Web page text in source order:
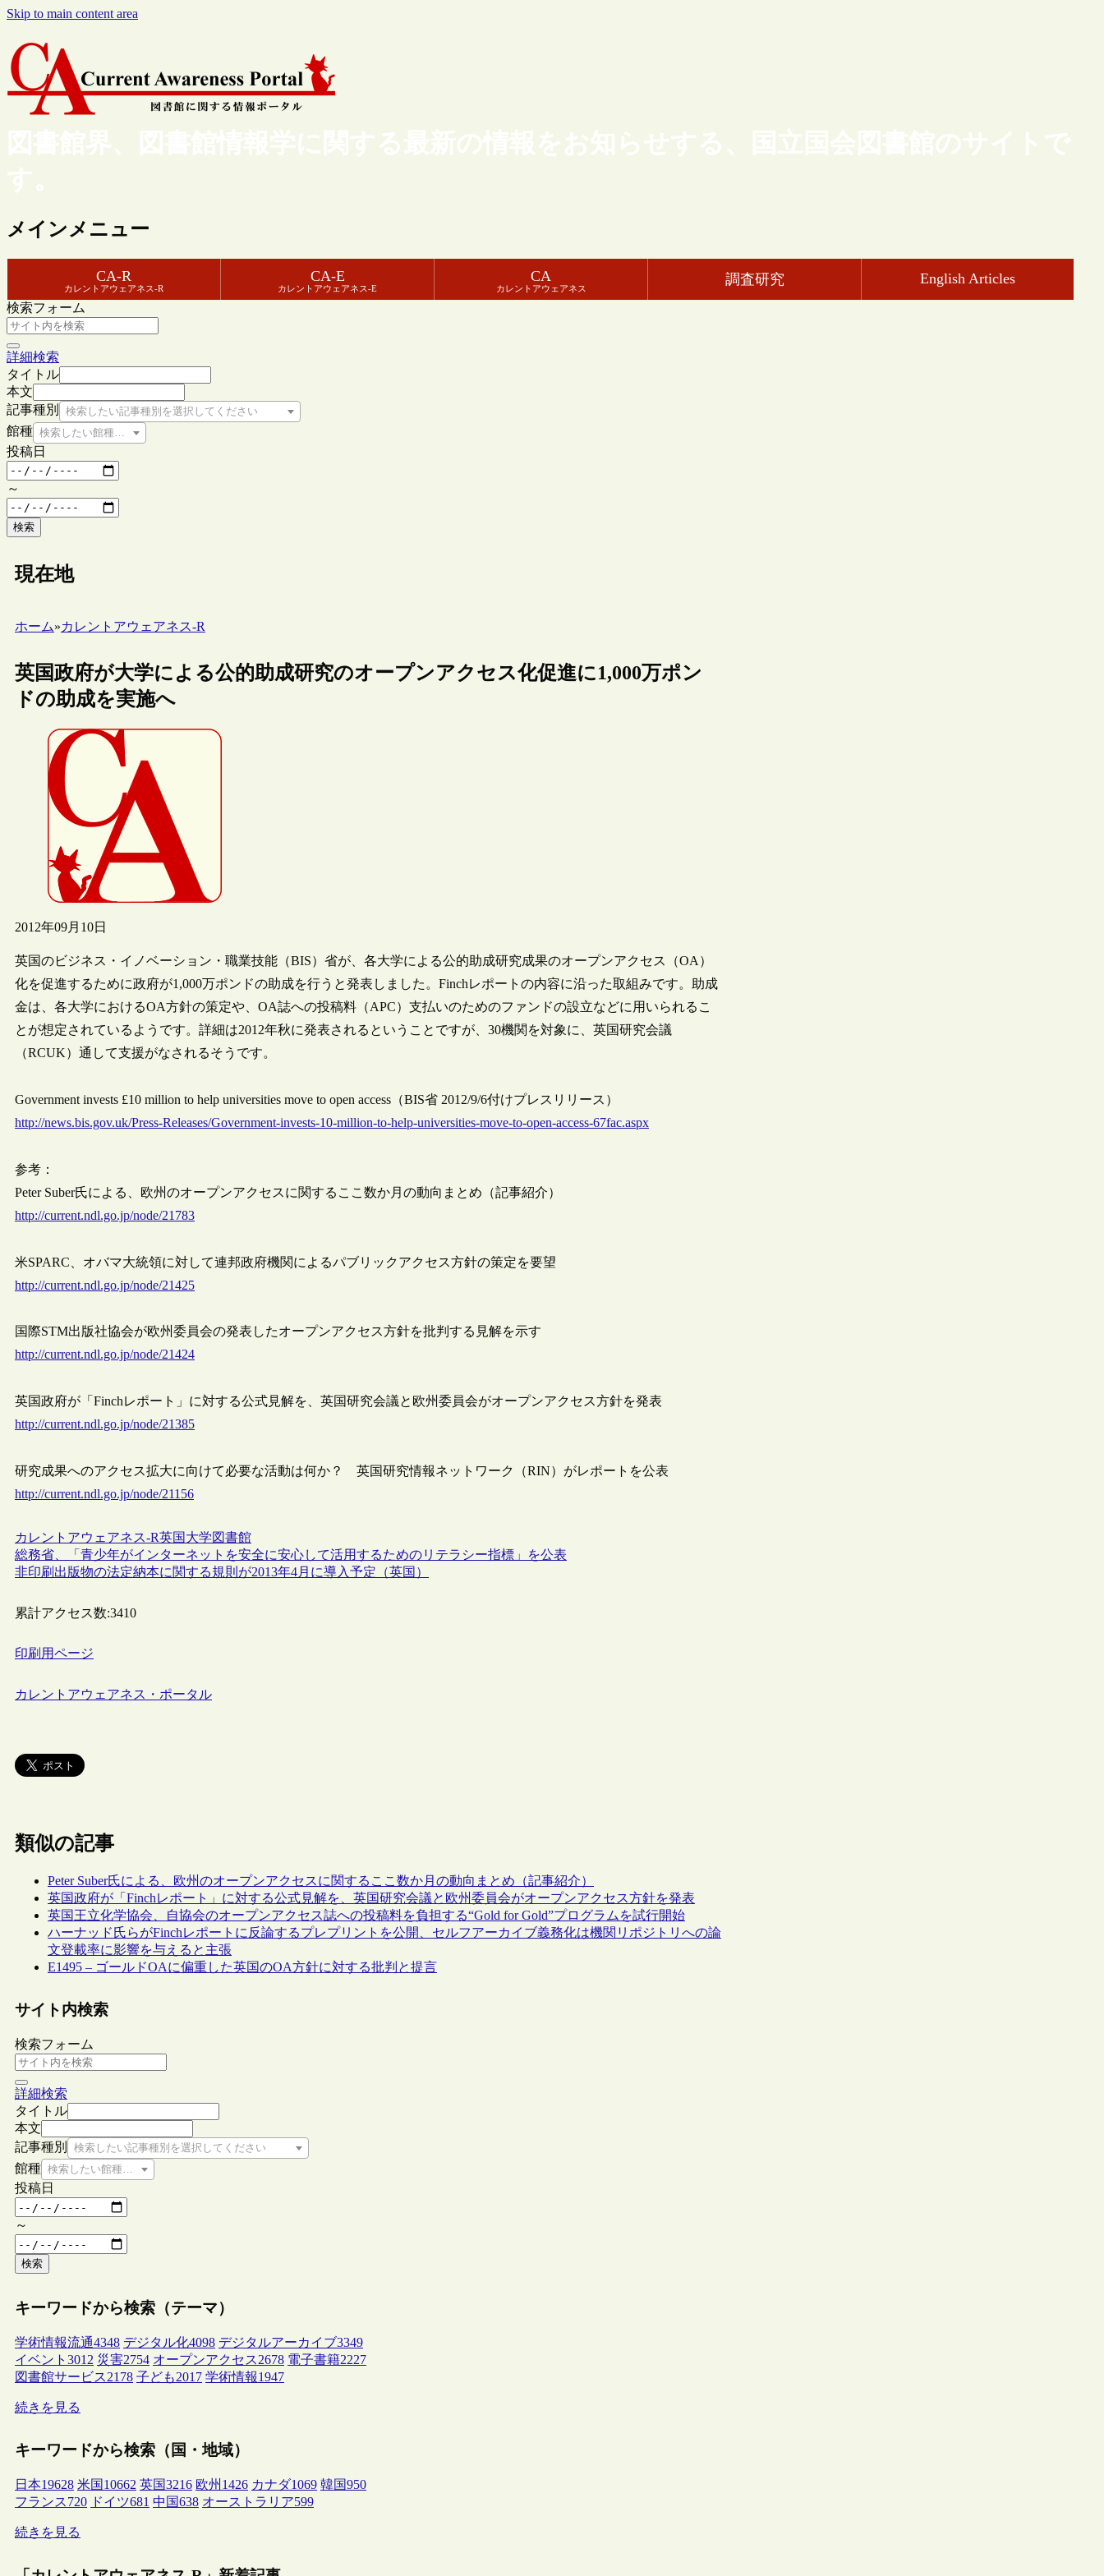
Skip to main content area
図書館界、図書館情報学に関する最新の情報をお知らせする、国立国会図書館のサイトで
す。
メインメニュー
CA-R
カレントアウェアネス-R
CA-E
カレントアウェアネス-E
CA
カレントアウェアネス
調査研究 English Articles
検索フォーム
詳細検索
タイトル
本文
記事種別
検索したい記事種別を選択してください
館種 検索したい館種を選択してください
投稿日
～
検索
現在地
ホーム»カレントアウェアネス-R
英国政府が大学による公的助成研究のオープンアクセス化促進に1,000万ポン
ドの助成を実施へ
2012年09月10日
英国のビジネス・イノベーション・職業技能（BIS）省が、各大学による公的助成研究成果のオープンアクセス（OA）
化を促進するために政府が1,000万ポンドの助成を行うと発表しました。Finchレポートの内容に沿った取組みです。助成
金は、各大学におけるOA方針の策定や、OA誌への投稿料（APC）支払いのためのファンドの設立などに用いられるこ
とが想定されているようです。詳細は2012年秋に発表されるということですが、30機関を対象に、英国研究会議
（RCUK）通して支援がなされるそうです。
Government invests £10 million to help universities move to open access（BIS省 2012/9/6付けプレスリリース）
http://news.bis.gov.uk/Press-Releases/Government-invests-10-million-to-help-universities-move-to-open-access-67fac.aspx
参考：
Peter Suber氏による、欧州のオープンアクセスに関するここ数か月の動向まとめ（記事紹介）
http://current.ndl.go.jp/node/21783
米SPARC、オバマ大統領に対して連邦政府機関によるパブリックアクセス方針の策定を要望
http://current.ndl.go.jp/node/21425
国際STM出版社協会が欧州委員会の発表したオープンアクセス方針を批判する見解を示す
http://current.ndl.go.jp/node/21424
英国政府が「Finchレポート」に対する公式見解を、英国研究会議と欧州委員会がオープンアクセス方針を発表
http://current.ndl.go.jp/node/21385
研究成果へのアクセス拡大に向けて必要な活動は何か？ 英国研究情報ネットワーク（RIN）がレポートを公表
http://current.ndl.go.jp/node/21156
カレントアウェアネス-R英国 大学図書館
総務省、「青少年がインターネットを安全に安心して活用するためのリテラシー指標」を公表
非印刷出版物の法定納本に関する規則が2013年4月に導入予定（英国）
累計アクセス数:3410
印刷用ページ
カレントアウェアネス・ポータル
類似の記事
Peter Suber氏による、欧州のオープンアクセスに関するここ数か月の動向まとめ（記事紹介）
英国政府が「Finchレポート」に対する公式見解を、英国研究会議と欧州委員会がオープンアクセス方針を発表
英国王立化学協会、自協会のオープンアクセス誌への投稿料を負担する“Gold for Gold”プログラムを試行開始
ハーナッド氏らがFinchレポートに反論するプレプリントを公開、セルフアーカイブ義務化は機関リポジトリへの論
文登載率に影響を与えると主張
E1495 – ゴールドOAに偏重した英国のOA方針に対する批判と提言
サイト内検索
検索フォーム
詳細検索
タイトル
本文
記事種別
検索したい記事種別を選択してください
館種 検索したい館種を選択してください
投稿日
～
検索
キーワードから検索（テーマ）
学術情報流通4348 デジタル化4098 デジタルアーカイブ3349
イベント 3012 災害2754 オープンアクセス2678 電子書籍2227
図書館サービス2178 子ども2017 学術情報1947
続きを見る
キーワードから検索（国・地域）
日本19628 米国 10662 英国3216 欧州 1426 カナダ1069 韓国950
フランス720 ドイツ681 中国638 オーストラリア599
続きを見る